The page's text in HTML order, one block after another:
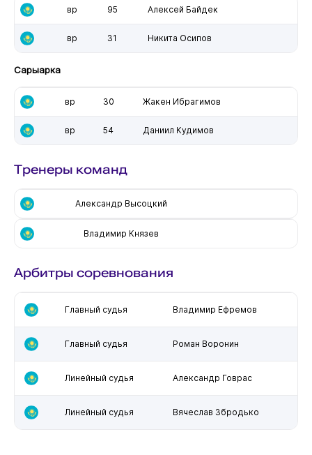
вр 95 Алексей Байдек
вр 31 Никита Осипов
Сарыарка
вр 30 Жакен Ибрагимов
вр 54 Даниил Кудимов
Тренеры команд
Александр Высоцкий
Владимир Князев
Арбитры соревнования
Главный судья Владимир Ефремов
Главный судья Роман Воронин
Линейный судья Александр Говрас
Линейный судья Вячеслав Збродько